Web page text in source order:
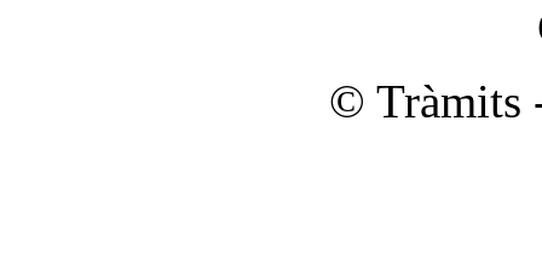
© Tràmits